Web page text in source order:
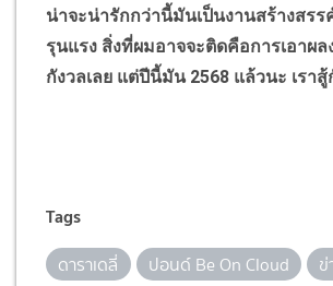
น่าจะน่ารักกว่านี้มันเป็นงานสร้างสร
รุนแรง สิ่งที่ผมอาจจะติดคือการเอาผ
กังวลเลย แต่ปีนี้มัน 2568 แล้วนะ เร
Tags
ดาราเดลี่ ปอนด์ Be On Cloud ข่